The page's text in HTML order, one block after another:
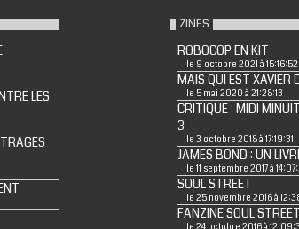
LES
ZINES
ROBOCOP EN KIT
le 9 octobre 2021 à 15:16:52
MAIS QUI EST XAVIER
le 5 mai 2020 à 21:28:13
CRITIQUE : MIDI
3
le 3 octobre 2018 à 17:19:31
JAMES BOND : UN
le 11 septembre 2017 à
SOUL STREET
le 25 novembre 2016 à
FANZINE SOUL STREET